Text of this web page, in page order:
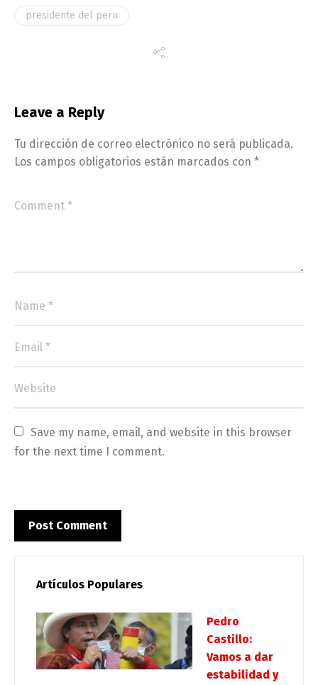
presidente del peru
Leave a Reply
Tu dirección de correo electrónico no será publicada.
Los campos obligatorios están marcados con *
Save my name, email, and website in this browser
for the next time I comment.
Artículos Populares
Pedro
Castillo:
Vamos a dar
estabilidad y